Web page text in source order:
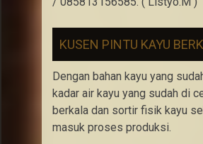
KUSEN PINTU KAYU
Dengan bahan kayu yang
kadar air kayu yang sudah di
berkala dan sortir fisik kayu
masuk proses produksi.